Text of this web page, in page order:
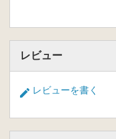
レビュー
レビューを書く